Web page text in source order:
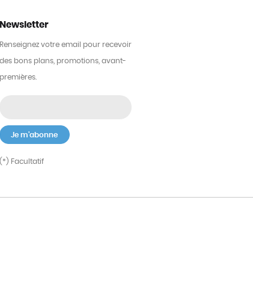
Newsletter
Renseignez votre email pour recevoir
des bons plans, promotions, avant-
premières.
(*) Facultatif